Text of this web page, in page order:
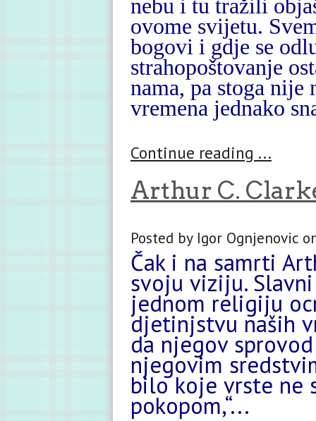
nebu i tu tražili
ovome svijetu.
bogovi i gdje se
strahopoštovanje
nama, pa stoga nije
vremena jednako
Continue reading ...
Arthur C.
Posted by Igor Ognjenovic
Čak i na samrti
svoju viziju.
jednom religiju
djetinjstvu naših
da njegov
njegovim
bilo koje vrste ne
pokopom,“...